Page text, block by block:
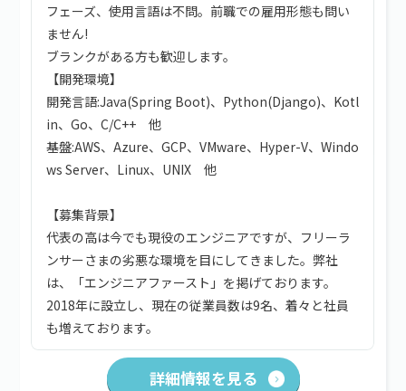
フェーズ、使用言語は不問。前職での雇用形態も問い
ません!
ブランクがある方も歓迎します。
【開発環境】
開発言語:Java(Spring Boot)、Python(Django)、Kotl
in、Go、C/C++ 他
基盤:AWS、Azure、GCP、VMware、Hyper-V、Windo
ws Server、Linux、UNIX 他
【募集背景】
代表の高は今でも現役のエンジニアですが、フリーラ
ンサーさまの劣悪な環境を目にしてきました。弊社
は、「エンジニアファースト」を掲げております。
2018年に設立し、現在の従業員数は9名、着々と社員
も増えております。
詳細情報を見る